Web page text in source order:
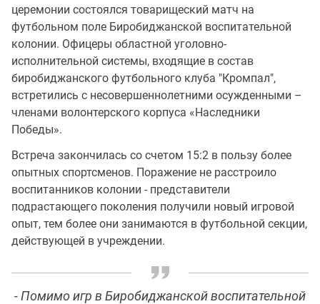
церемонии состоялся товарищеский матч на
футбольном поле Биробиджанской воспитательной
колонии. Офицеры областной уголовно-
исполнительной системы, входящие в состав
биробиджанского футбольного клуба "Кромпал",
встретились с несовершеннолетними осужденными –
членами волонтерского корпуса «Наследники
Победы».
Встреча закончилась со счетом 15:2 в пользу более
опытных спортсменов. Поражение не расстроило
воспитанников колонии - представители
подрастающего поколения получили новый игровой
опыт, тем более они занимаются в футбольной секции,
действующей в учреждении.
- Помимо игр в Биробиджанской воспитательной